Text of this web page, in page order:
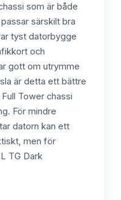
som är både
särskilt bra
tyst datorbygge
och
gott om utrymme
är detta ett bättre
Tower chassi
För mindre
datorn kan ett
men för
TG Dark